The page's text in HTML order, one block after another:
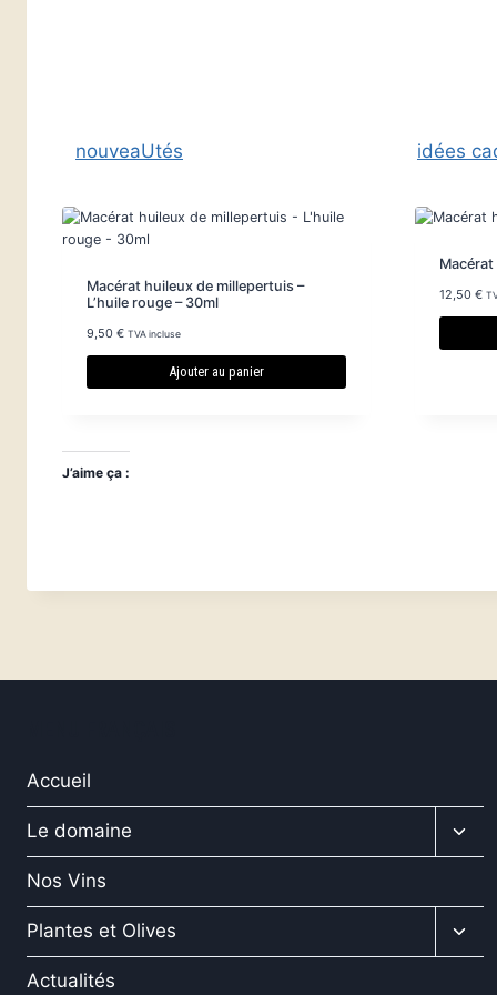
nouveaUtés idées
Macérat huileux de millepertuis –
L’huile rouge – 30ml
9,50€ TVA incluse
Ajouter au panier
Macérat
12,50€
J’aime ça :
Accueil
Le domaine
le
Nos Vins
Plantes et Olives
le
Actualités